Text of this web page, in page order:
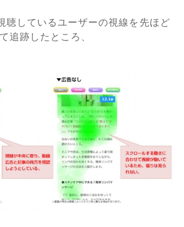
聴しているユーザーの視線を先ほど
追跡したところ、